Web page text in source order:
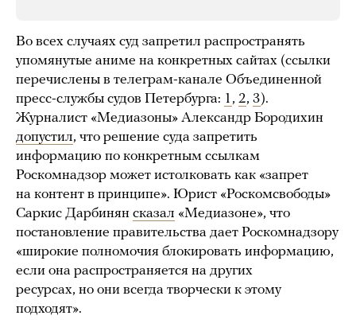
Во всех случаях суд запретил распространять
упомянутые аниме на конкретных сайтах (ссылки
перечислены в телеграм-канале Объединенной
пресс-службы судов Петербурга: 1 , 2, 3).
Журналист «Медиазоны» Александр Бородихин
допустил, что решение суда запретить
информацию по конкретным ссылкам
Роскомнадзор может истолковать как «запрет
на контент в принципе». Юрист «Роскомсвободы»
Саркис Дарбинян сказал «Медиазоне», что
постановление правительства дает Роскомнадзору
«широкие полномочия блокировать информацию,
если она распространяется на других
ресурсах, но они всегда творчески к этому
подходят».